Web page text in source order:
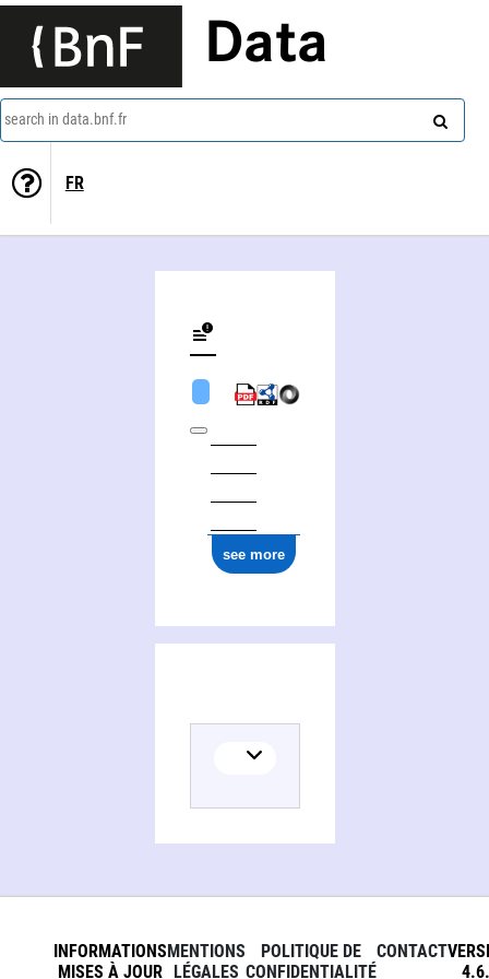
Data
search in data.bnf.fr
FR
see more
INFORMATIONS
MISES À JOUR
MENTIONS
LÉGALES
POLITIQUE DE
CONFIDENTIALITÉ
CONTACT